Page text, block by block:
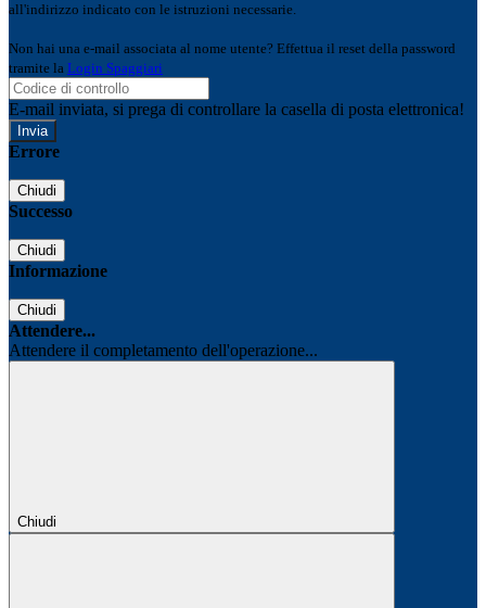
all'indirizzo indicato con le istruzioni necessarie.
Non hai una e-mail associata al nome utente? Effettua il reset della password
tramite la Login Spaggiari
E-mail inviata, si prega di controllare la casella di posta elettronica!
Errore
Chiudi
Successo
Chiudi
Informazione
Chiudi
Attendere...
Attendere il completamento dell'operazione...
Chiudi